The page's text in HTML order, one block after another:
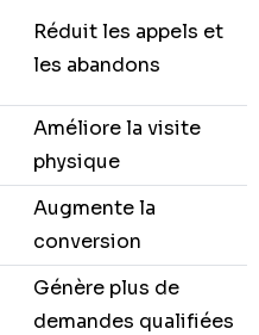
Réduit les appels et
les abandons
Améliore la visite
physique
Augmente la
conversion
Génère plus de
demandes qualifiées